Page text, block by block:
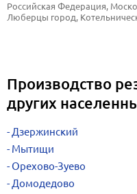
Российская Федерация,
Люберцы город,
Производство
других
Дзержинский
Мытищи
Орехово-Зуево
Домодедово